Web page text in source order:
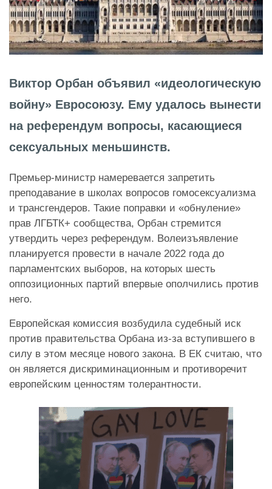
Виктор Орбан объявил «идеологическую
войну» Евросоюзу. Ему удалось вынести
на референдум вопросы, касающиеся
сексуальных меньшинств.
Премьер-министр намеревается запретить
преподавание в школах вопросов гомосексуализма
и трансгендеров. Такие поправки и «обнуление»
прав ЛГБТК+ сообщества, Орбан стремится
утвердить через референдум. Волеизъявление
планируется провести в начале 2022 года до
парламентских выборов, на которых шесть
оппозиционных партий впервые ополчились против
него.
Европейская комиссия возбудила судебный иск
против правительства Орбана из-за вступившего в
силу в этом месяце нового закона. В ЕК считаю, что
он является дискриминационным и противоречит
европейским ценностям толерантности.